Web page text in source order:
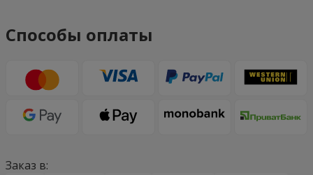
Способы оплаты
Заказ в: